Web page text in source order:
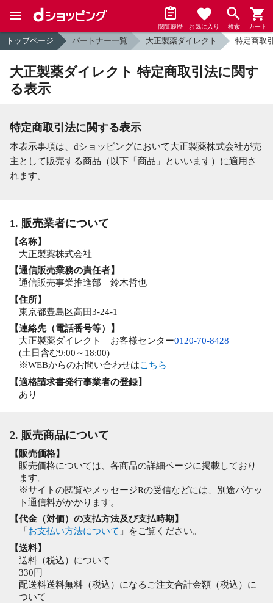
閲覧履歴 お気に入り 検索 カート
トップページ パートナー一覧 大正製薬ダイレクト 特定商取
大正製薬ダイレクト 特定商取引法に関す
る表示
特定商取引法に関する表示
本表示事項は、dショッピングにおいて大正製薬株式会社が売
主として販売する商品（以下「商品」といいます）に適用さ
れます。
1. 販売業者について
【名称】
大正製薬株式会社
【通信販売業務の責任者】
通信販売事業推進部 鈴木哲也
【住所】
東京都豊島区高田3-24-1
【連絡先（電話番号等）】
大正製薬ダイレクト お客様センター0120-70-8428
(土日含む9:00～18:00)
※WEBからのお問い合わせはこちら
【適格請求書発行事業者の登録】
あり
2. 販売商品について
【販売価格】
販売価格については、各商品の詳細ページに掲載しており
ます。
※サイトの閲覧やメッセージRの受信などには、別途パケッ
ト通信料がかかります。
【代金（対価）の支払方法及び支払時期】
「 お支払い方法について 」をご覧ください。
【送料】
送料（税込）について
330円
配送料送料無料（税込）になるご注文合計金額（税込）に
ついて